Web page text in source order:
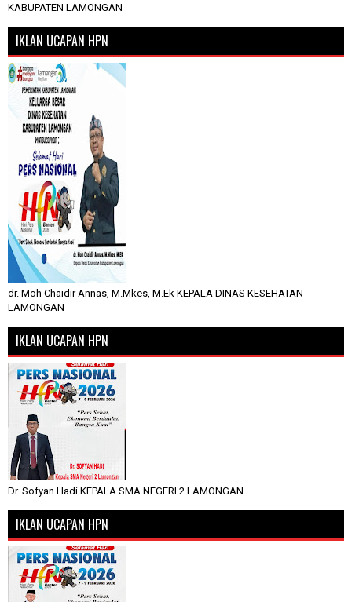
KABUPATEN LAMONGAN
IKLAN UCAPAN HPN
dr. Moh Chaidir Annas, M.Mkes, M.Ek KEPALA DINAS KESEHATAN
LAMONGAN
IKLAN UCAPAN HPN
Dr. Sofyan Hadi KEPALA SMA NEGERI 2 LAMONGAN
IKLAN UCAPAN HPN